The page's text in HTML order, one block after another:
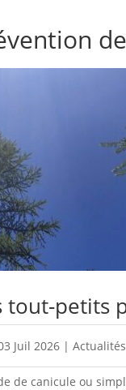
tout-petits
Juil 2026 |
de canicule ou